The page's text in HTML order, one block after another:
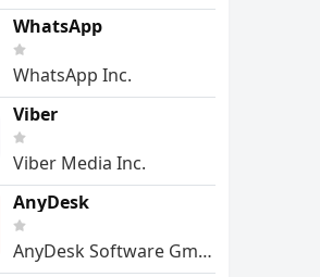
WhatsApp
WhatsApp Inc.
Viber
Viber Media Inc.
AnyDesk
AnyDesk Software GmbH